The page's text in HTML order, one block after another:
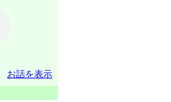
お話を表示